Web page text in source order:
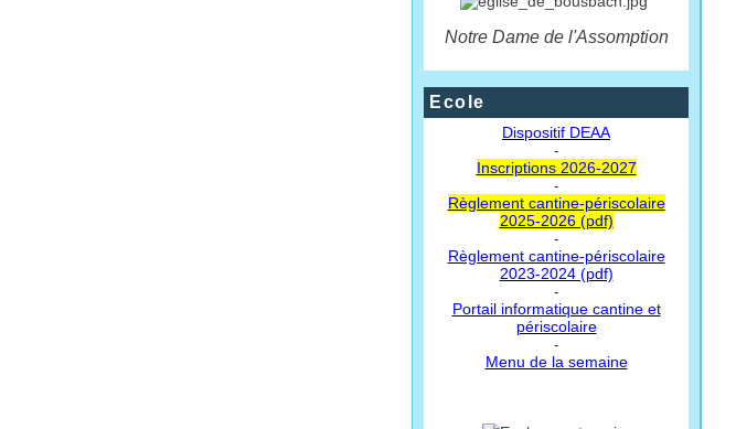
Notre Dame de l'Assomption
Ecole
Dispositif DEAA
-
Inscriptions 2026-2027
-
Règlement cantine-périscolaire
2025-2026 (pdf)
-
Règlement cantine-périscolaire
2023-2024 (pdf)
-
Portail informatique cantine et
périscolaire
-
Menu de la semaine